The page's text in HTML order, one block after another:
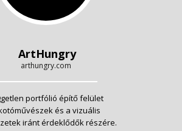
ArtHungry
arthungry.com
portfólió építő felület
és a vizuális
iránt érdeklődők részére.